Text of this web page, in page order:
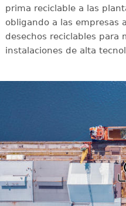
prima reciclable a las
obligando a las empresas
desechos reciclables para
instalaciones de alta